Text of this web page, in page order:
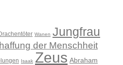
Wanen Jungfrau
der Menschheit
Isaak Zeus Abraham